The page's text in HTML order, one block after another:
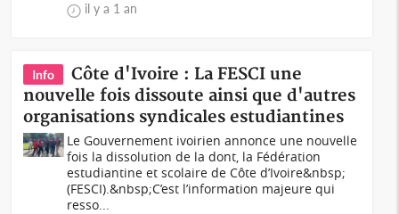
il y a 1 an
Info
Côte d'Ivoire : La FESCI une
nouvelle fois dissoute ainsi que d'autres
organisations syndicales estudiantines
Le Gouvernement ivoirien annonce une nouvelle
fois la dissolution de la dont, la Fédération
estudiantine et scolaire de Côte d’Ivoire&nbsp;
(FESCI).&nbsp;C’est l’information majeure qui
resso...